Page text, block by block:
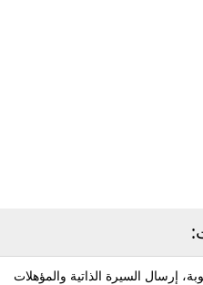
إرسال السيرة الذاتية والمؤهلات